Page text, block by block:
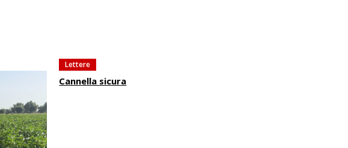
Lettere
Cannella sicura